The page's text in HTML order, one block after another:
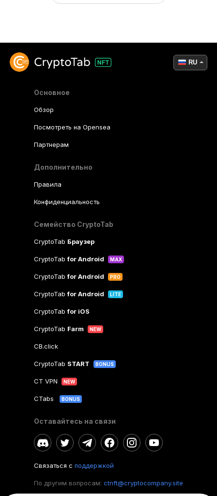
Основное
Обзор
Посмотреть на Opensea
Партнерам
Дополнительно
Правила
Конфиденциальность
Семейство CryptoTab
CryptoTab Браузер
CryptoTabfor Android MAX
CryptoTabfor Android PRO
CryptoTabfor Android LITE
CryptoTabfor iOS
CryptoTab Farm NEW
CB.click
CryptoTab START BONUS
CT VPN NEW
CTabs BONUS
Оставайтесь на связи
Связаться с поддержкой
По другим вопросам: ctnft@cryptocompany.site
RU